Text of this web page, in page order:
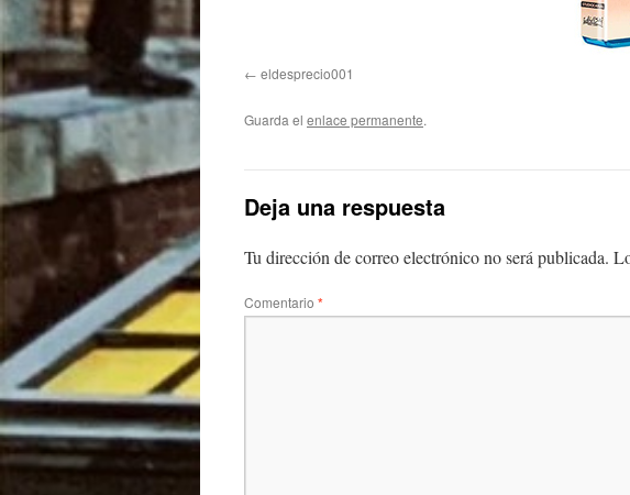
eldesprecio001
Guarda el enlace permanente.
Deja una respuesta
Tu dirección de correo electrónico no será publicada.
Comentario *